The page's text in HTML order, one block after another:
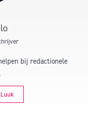
bij redactionele